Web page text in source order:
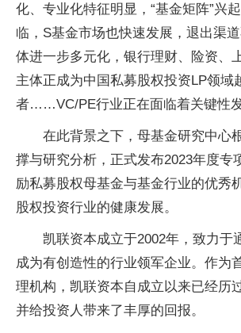
化、专业化特征明显，“基金矩阵”兴
临，S基金市场也快速发展，退出渠
体进一步多元化，银行理财、险资、
主体正成为中国私募股权投资LP领域
者……VC/PE行业正在面临着关键性发
在此背景之下，母基金研究中心
撑与研究分析，正式发布2023年度专
励私募股权母基金与基金行业的优秀
股权投资行业的健康发展。
凯联资本成立于2002年，致力于
成为有创造性的行业领军企业。作为
理机构，凯联资本自成立以来已经历
并给投资人带来了丰厚的回报。